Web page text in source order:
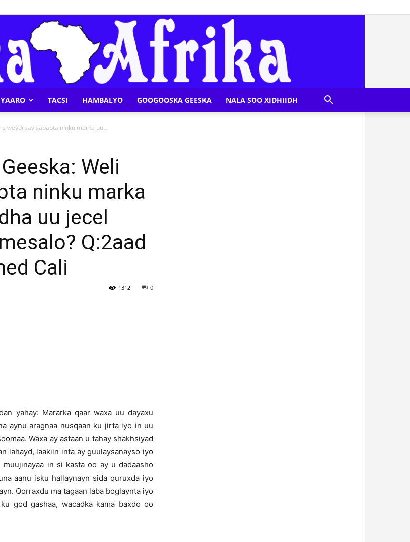
Newspaper
TACSI HAMBALYO GOOGOOSKA GEESKA NALA SOO XIDHIIDH
weydiisay sababta ninku marka uu...
Weli
ninku marka
uu jecel
Q:2aad
Cali
0
1312
yahay: Mararka qaar waxa uu dayaxu
aynu aragnaa nusqaan ku jirta iyo in uu
Waxa ay astaan u tahay shakhsiyad
lahayd, laakiin inta ay guulaysanayso iyo
in si kasta oo ay u dadaasho
aanu isku hallaynayn sida quruxda iyo
Qorraxdu ma tagaan laba boglaynta iyo
god gashaa, wacadka kama baxdo oo